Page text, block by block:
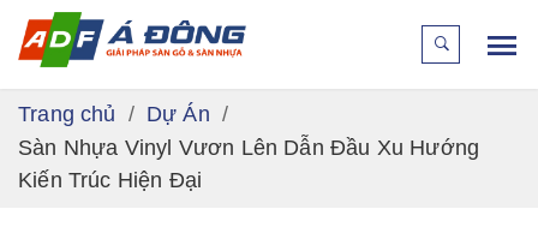
Trang chủ
Dự Án
Sàn Nhựa Vinyl Vươn Lên Dẫn Đầu Xu Hướng
Kiến Trúc Hiện Đại